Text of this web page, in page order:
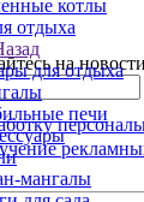
котлы
отдыха
для отдыха
печи
мангалы
на